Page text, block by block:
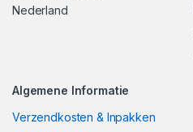
Nederland
Algemene Informatie
Verzendkosten & Inpakken